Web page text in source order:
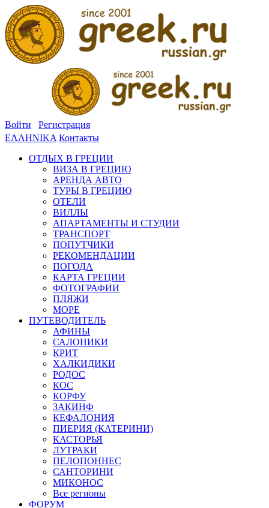
Войти
Регистрация
ΕΛΛΗΝΙΚΑ Контакты
ОТДЫХ В ГРЕЦИИ
ВИЗА В ГРЕЦИЮ
АРЕНДА АВТО
ТУРЫ В ГРЕЦИЮ
ОТЕЛИ
ВИЛЛЫ
АПАРТАМЕНТЫ И СТУДИИ
ТРАНСПОРТ
ПОПУТЧИКИ
РЕКОМЕНДАЦИИ
ПОГОДА
КАРТА ГРЕЦИИ
ФОТОГРАФИИ
ПЛЯЖИ
МОРЕ
ПУТЕВОДИТЕЛЬ
АФИНЫ
САЛОНИКИ
КРИТ
ХАЛКИДИКИ
РОДОС
КОС
КОРФУ
ЗАКИНФ
КЕФАЛОНИЯ
ПИЕРИЯ (КАТЕРИНИ)
КАСТОРЬЯ
ЛУТРАКИ
ПЕЛОПОННЕС
САНТОРИНИ
МИКОНОС
Все регионы
ФОРУМ